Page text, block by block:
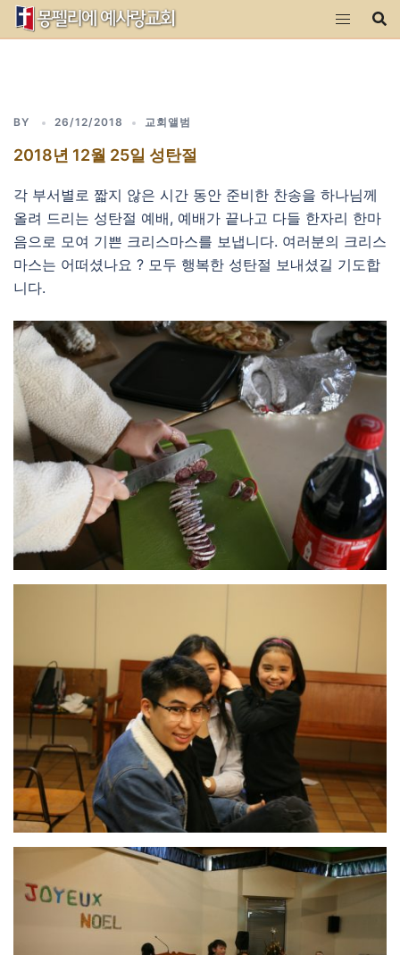
Skip
BY 26/12/2018 교회앨범
2018년 12월 25일 성탄절
각 부서별로 짧지 않은 시간 동안 준비한 찬송을 하나님께
올려 드리는 성탄절 예배, 예배가 끝나고 다들 한자리 한마
음으로 모여 기쁜 크리스마스를 보냅니다. 여러분의 크리스
마스는 어떠셨나요 ? 모두 행복한 성탄절 보내셨길 기도합
니다.